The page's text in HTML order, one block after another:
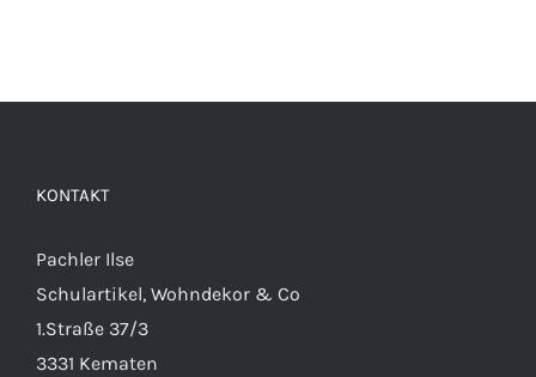
KONTAKT
Pachler Ilse
Schulartikel, Wohndekor & Co
1.Straße 37/3
3331 Kematen